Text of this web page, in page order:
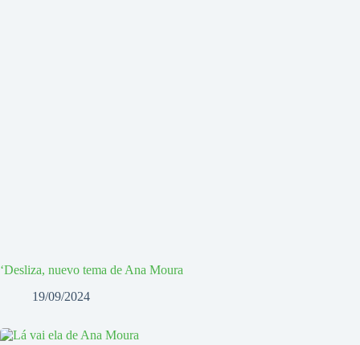
‘Desliza, nuevo tema de Ana Moura
19/09/2024